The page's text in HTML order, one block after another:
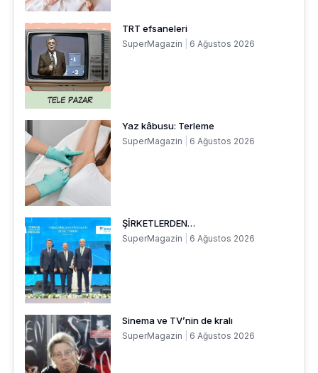
TRT efsaneleri
SuperMagazin 6 Ağustos 2026
Yaz kâbusu: Terleme
SuperMagazin 6 Ağustos 2026
ŞİRKETLERDEN…
SuperMagazin 6 Ağustos 2026
Sinema ve TV’nin de kralı
SuperMagazin 6 Ağustos 2026